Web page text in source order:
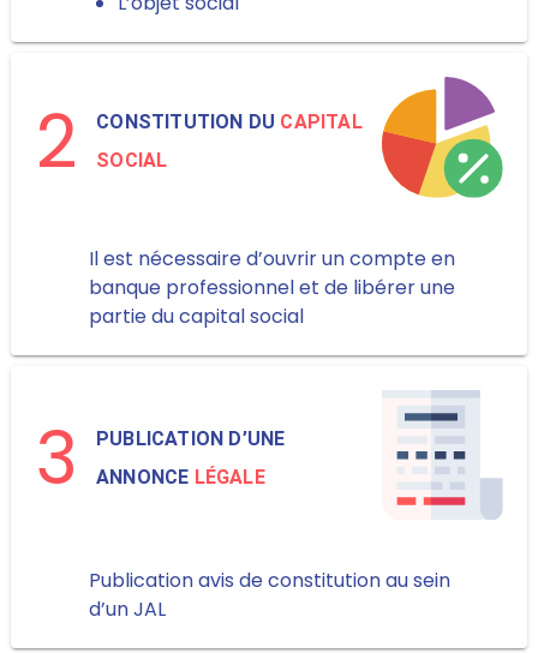
2 CONSTITUTION DU CAPITAL
SOCIAL
Il est nécessaire d’ouvrir un compte en
banque professionnel et de libérer une
partie du capital social
3
PUBLICATION D’UNE
ANNONCE LÉGALE
Publication avis de constitution au sein
d’un JAL